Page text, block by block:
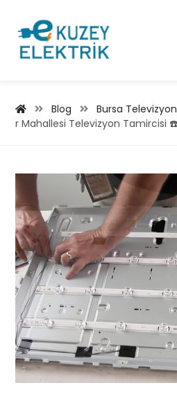
Blog Bursa
r Mahallesi Televizyon Tamircisi